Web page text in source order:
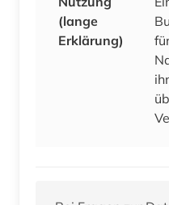
(lange
Erklärung)